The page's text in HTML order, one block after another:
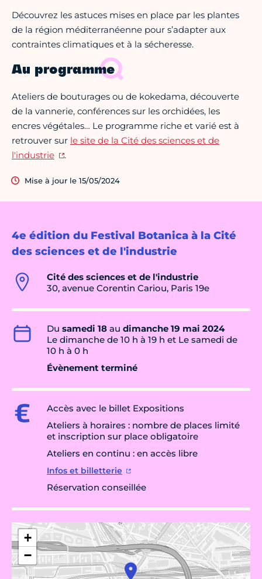
4e édition du Festival Botanica à la Cité
des sciences et de l'industrie
Cité des sciences et de l'industrie
30, avenue Corentin Cariou, Paris 19e
Du samedi 18 au dimanche 19 mai 2024
Le dimanche de 10 h à 19 h et Le samedi de
10 h à 0 h
Évènement terminé
Accès avec le billet Expositions
Ateliers à horaires : nombre de places limité
et inscription sur place obligatoire
Ateliers en continu : en accès libre
Infos et billetterie
Réservation conseillée
+
−
Découvrez les astuces mises en place par les plantes
de la région méditerranéenne pour s’adapter aux
contraintes climatiques et à la sécheresse.
Au programme
Ateliers de bouturages ou de kokedama, découverte
de la vannerie, conférences sur les orchidées, les
encres végétales… Le programme riche et varié est à
retrouver sur le site de la Cité des sciences et de
l'industrie
.
Mise à jour le 15/05/2024